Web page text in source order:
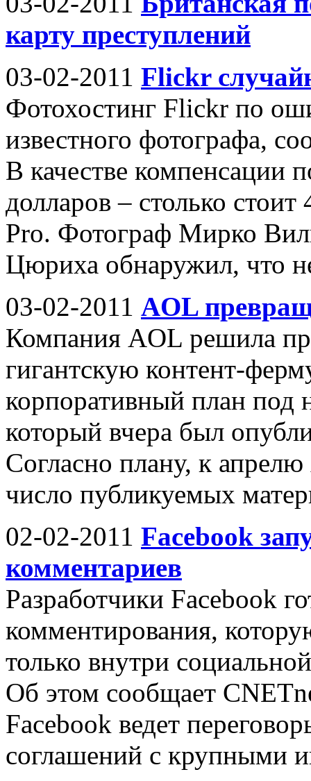
карту преступлений
03-02-2011 Flickr
Фотохостинг Flickr по
известного фотографа,
В качестве компенсации
долларов – столько
Pro. Фотограф Мирко
Цюриха обнаружил, что
03-02-2011 AOL
Компания AOL решила
гигантскую контент-
корпоративный план под
который вчера был
Согласно плану, к
число публикуемых
02-02-2011 Facebook
комментариев
Разработчики Facebook
комментирования,
только внутри
Об этом сообщает
Facebook ведет
соглашений с крупными